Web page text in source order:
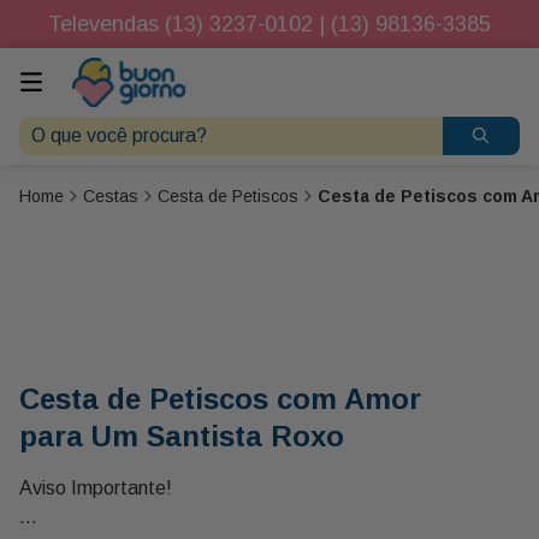
Televendas (13) 3237-0102 | (13) 98136-3385
O que você procura?
Cestas Cesta de Petiscos Cesta de Petiscos com
Cesta de Petiscos com Amor
para Um Santista Roxo
Aviso Importante!